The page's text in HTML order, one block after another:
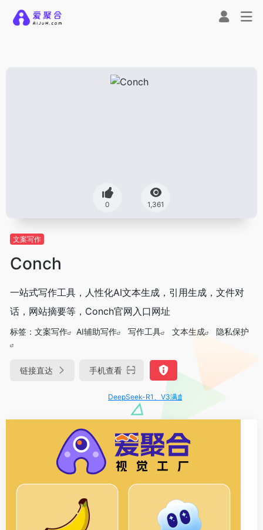
0 1,361
文案写作
Conch
一站式写作工具，人性化AI文本生成，引用生成，文件对
话，网站摘要等，Conch官网入口网址
标签： 文案写作 AI辅助写作 写作工具 文本生成 隐私保护
链接直达 手机查看
DeepSeek-R1、V3满血版免费用！- 字节Trae即可编